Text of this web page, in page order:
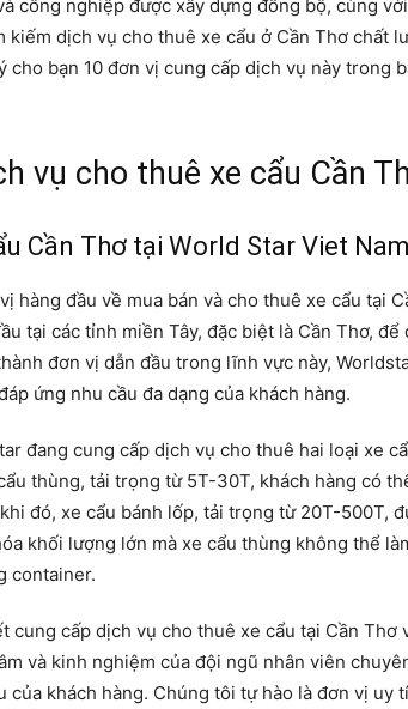
công nghiệp được xây dựng đồng bộ, cùng
kiếm dịch vụ cho thuê xe cẩu ở Cần Thơ chất
cho bạn 10 đơn vị cung cấp dịch vụ này trong
vụ cho thuê xe cẩu Cần
Cần Thơ tại World Star Viet Nam
hàng đầu về mua bán và cho thuê xe cẩu tại
tại các tỉnh miền Tây, đặc biệt là Cần Thơ,
đơn vị dẫn đầu trong lĩnh vực này,
ứng nhu cầu đa dạng của khách hàng.
đang cung cấp dịch vụ cho thuê hai loại xe
thùng, tải trọng từ 5T-30T, khách hàng có
đó, xe cẩu bánh lốp, tải trọng từ 20T-500T,
khối lượng lớn mà xe cẩu thùng không thể
container.
cung cấp dịch vụ cho thuê xe cẩu tại Cần Thơ
và kinh nghiệm của đội ngũ nhân viên
của khách hàng. Chúng tôi tự hào là đơn vị uy